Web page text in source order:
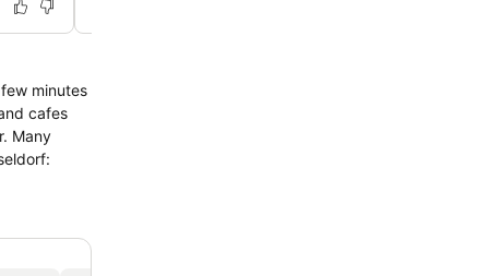
minutes
cafes
Many